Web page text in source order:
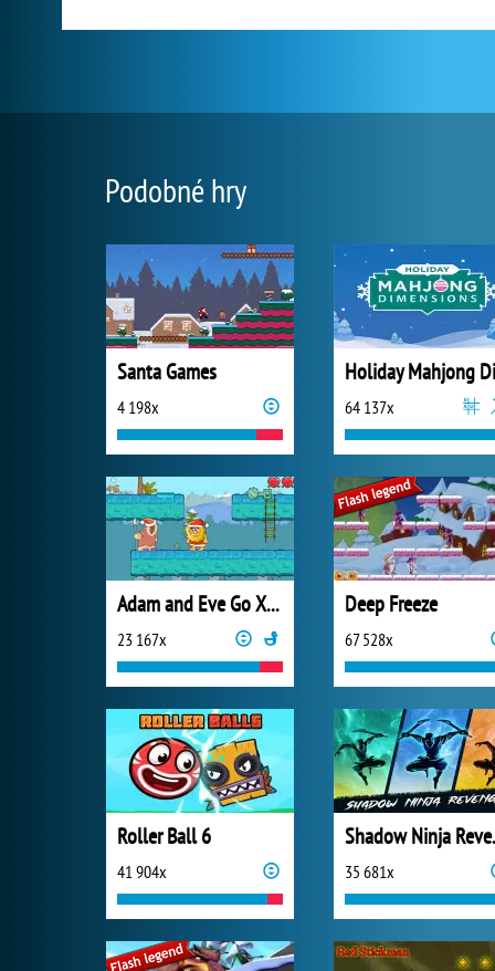
Podobné hry
Santa Games
4 198x 64 137x
Adam and Eve Go Xmas
23 167x
Deep Freeze
67 528x
Roller Ball 6
41 904x 35 681x